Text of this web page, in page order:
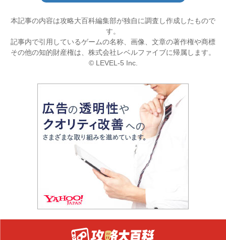
本記事の内容は攻略大百科編集部が独自に調査し作成したもので
す。
記事内で引用しているゲームの名称、画像、文章の著作権や商標
その他の知的財産権は、株式会社レベルファイブに帰属します。
© LEVEL-5 Inc.